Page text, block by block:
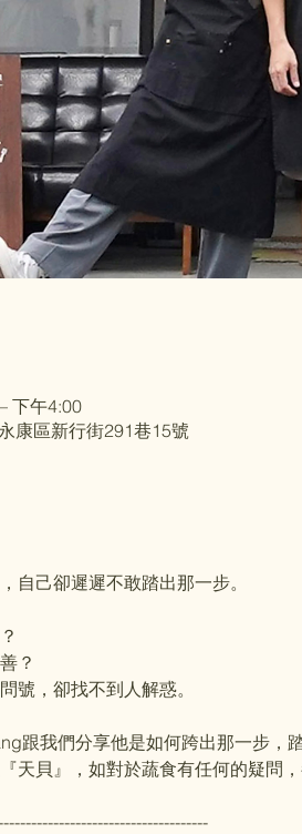
下午4:00
康區新行街291巷15號
自己卻遲遲不敢踏出那一步。
？
號，卻找不到人解惑。
跟我們分享他是如何跨出那一步，
天貝』，如對於蔬食有任何的疑問